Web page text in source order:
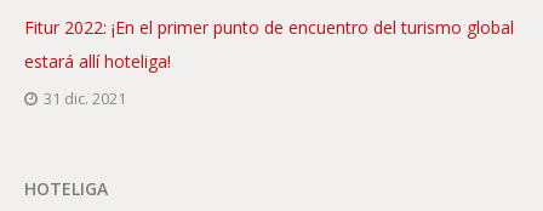
Fitur 2022: ¡En el primer punto de encuentro del turismo global
estará allí hoteliga!
31 dic. 2021
HOTELIGA